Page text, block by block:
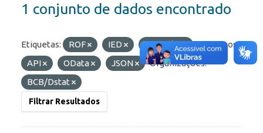
1 conjunto de dados encontrado
Etiquetas: ROF IED Portfólio
Formatos:
API
OData JSON
Organizações:
BCB/Dstat
Filtrar Resultados